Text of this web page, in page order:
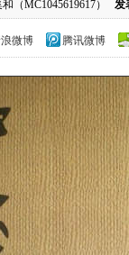
（MC1045619617） 发
微博 腾讯微博